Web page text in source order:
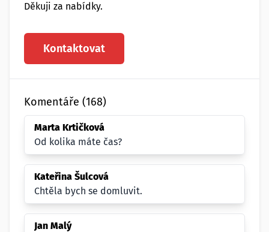
Děkuji za nabídky.
Kontaktovat
Komentáře (168)
Marta Krtičková
Od kolika máte čas?
Kateřina Šulcová
Chtěla bych se domluvit.
Jan Malý